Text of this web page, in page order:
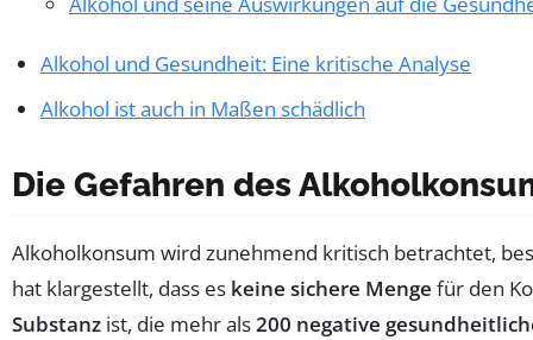
Alkohol und Gesundheit: Eine kritische Analyse
Alkohol ist auch in Maßen schädlich
Die Gefahren des
Alkoholkonsum wird zunehmend kritisch betrachtet,
hat klargestellt, dass es keine sichere Menge für den
Substanz ist, die mehr als200 negative